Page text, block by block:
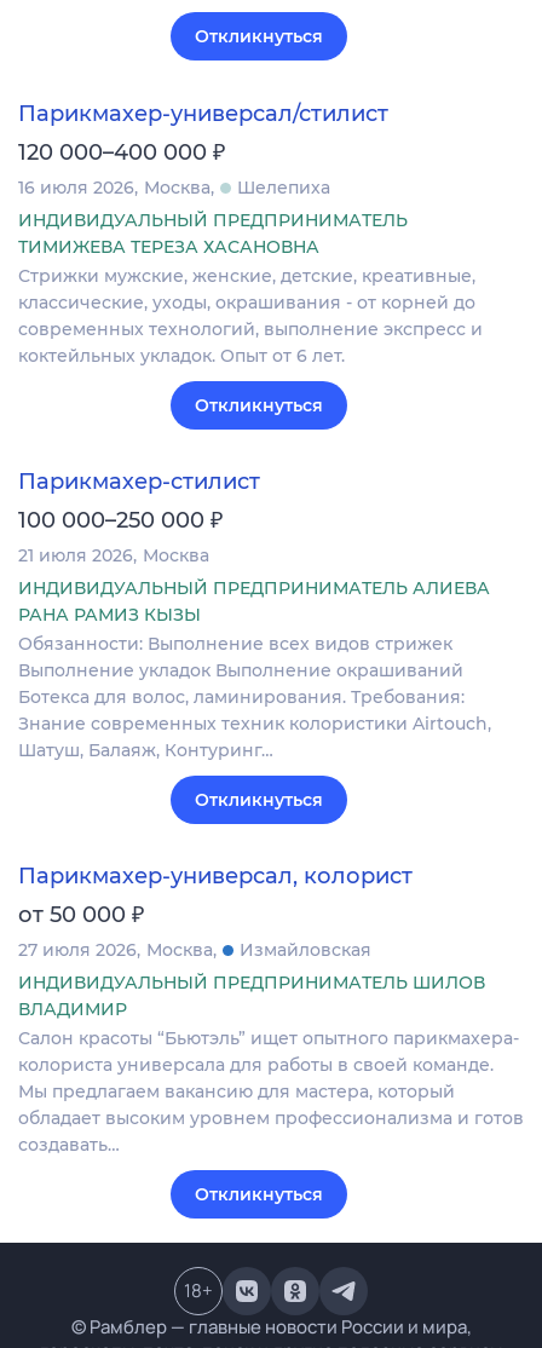
Откликнуться
Парикмахер-универсал/стилист
120 000–400 000 ₽
16 июля 2026 Москва
Шелепиха
ИНДИВИДУАЛЬНЫЙ ПРЕДПРИНИМАТЕЛЬ
ТИМИЖЕВА ТЕРЕЗА ХАСАНОВНА
Стрижки мужские, женские, детские, креативные,
классические, уходы, окрашивания - от корней до
современных технологий, выполнение экспресс и
коктейльных укладок. Опыт от 6 лет.
Откликнуться
Парикмахер-стилист
100 000–250 000 ₽
21 июля 2026 Москва
ИНДИВИДУАЛЬНЫЙ ПРЕДПРИНИМАТЕЛЬ АЛИЕВА
РАНА РАМИЗ КЫЗЫ
Обязанности: Выполнение всех видов стрижек
Выполнение укладок Выполнение окрашиваний
Ботекса для волос, ламинирования. Требования:
Знание современных техник колористики Airtouch,
Шатуш, Балаяж, Контуринг…
Откликнуться
Парикмахер-универсал, колорист
от 50 000 ₽
27 июля 2026 Москва
Измайловская
ИНДИВИДУАЛЬНЫЙ ПРЕДПРИНИМАТЕЛЬ ШИЛОВ
ВЛАДИМИР
Салон красоты “Бьютэль” ищет опытного парикмахера-
колориста универсала для работы в своей команде.
Мы предлагаем вакансию для мастера, который
обладает высоким уровнем профессионализма и готов
создавать…
Откликнуться
© Рамблер — главные новости России и мира,
18+